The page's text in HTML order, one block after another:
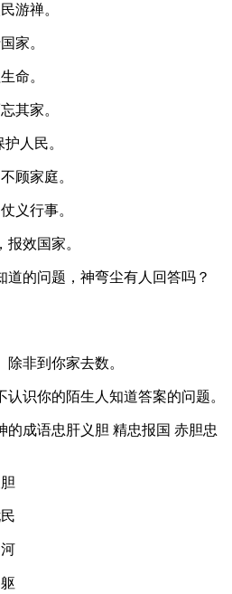
游禅。
家。
命。
其家。
人民。
顾家庭。
义行事。
效国家。
道的问题，神弯尘有人回答吗？
非到你家去数。
识你的陌生人知道答案的问题。
的成语忠肝义胆 精忠报国 赤胆忠